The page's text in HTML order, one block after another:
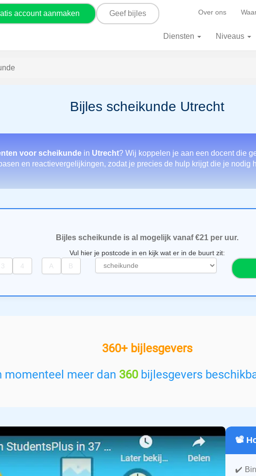
account aanmaken Geef bijles Over ons
Diensten Niveaus
Bijles scheikunde Utrecht
voor scheikunde in Utrecht? Wij koppelen je aan een docent die
en reactievergelijkingen, zodat je precies de hulp krijgt die je nodig
Bijles scheikunde is al mogelijk vanaf €21 per uur.
Vul hier je postcode in en kijk wat er in de buurt zit:
e
n
360+ bijlesgevers
momenteel meer dan 360bijlesgevers
📽️